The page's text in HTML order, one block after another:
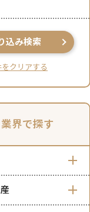
込み検索
クリアする
業界で探す